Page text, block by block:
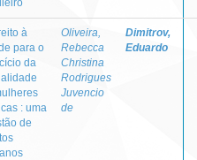
à
para o
da
: uma
de
Oliveira,
Rebecca
Christina
Rodrigues
Juvencio
de
Dimitrov,
Eduardo